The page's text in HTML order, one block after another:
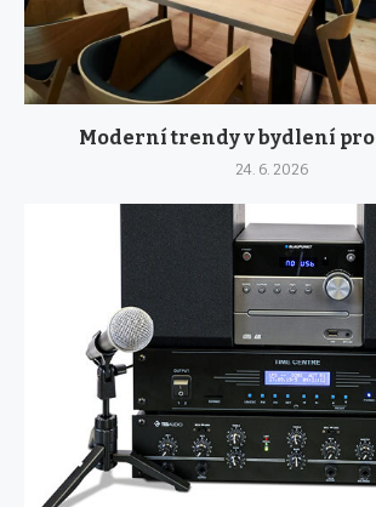
Moderní trendy v bydlení pro
24. 6. 2026